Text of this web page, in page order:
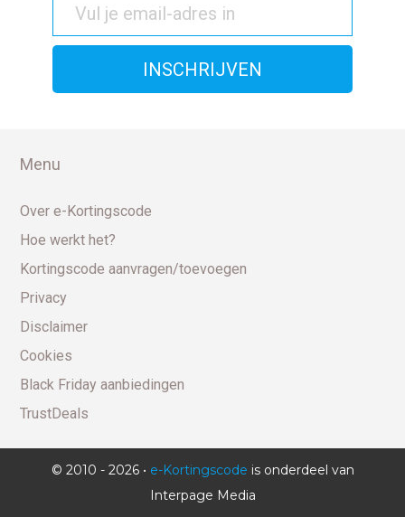
Menu
Over e-Kortingscode
Hoe werkt het?
Kortingscode aanvragen/toevoegen
Privacy
Disclaimer
Cookies
Black Friday aanbiedingen
TrustDeals
© 2010 - 2026 • e-Kortingscode is onderdeel van
Interpage Media